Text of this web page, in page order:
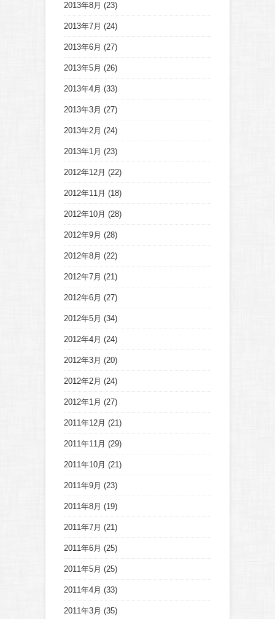
2013年8月 (23)
2013年7月 (24)
2013年6月 (27)
2013年5月 (26)
2013年4月 (33)
2013年3月 (27)
2013年2月 (24)
2013年1月 (23)
2012年12月 (22)
2012年11月 (18)
2012年10月 (28)
2012年9月 (28)
2012年8月 (22)
2012年7月 (21)
2012年6月 (27)
2012年5月 (34)
2012年4月 (24)
2012年3月 (20)
2012年2月 (24)
2012年1月 (27)
2011年12月 (21)
2011年11月 (29)
2011年10月 (21)
2011年9月 (23)
2011年8月 (19)
2011年7月 (21)
2011年6月 (25)
2011年5月 (25)
2011年4月 (33)
2011年3月 (35)